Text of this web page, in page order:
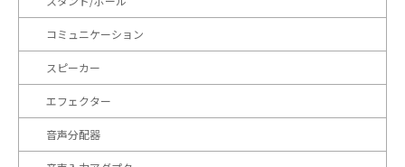
コミュニケーション
スピーカー
エフェクター
音声分配器